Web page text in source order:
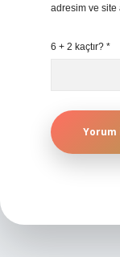
adresim ve site
6 + 2 kaçtır? *